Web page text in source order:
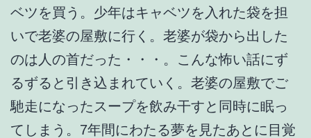
ベツを買う。少年はキャベツを入れた袋を担
いで老婆の屋敷に行く。老婆が袋から出した
のは人の首だった・・・。こんな怖い話にず
るずると引き込まれていく。老婆の屋敷でご
馳走になったスープを飲み干すと同時に眠っ
てしまう。7年間にわたる夢を見たあとに目覚